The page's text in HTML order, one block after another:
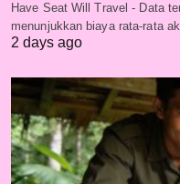
Have Seat Will Travel - Data
menunjukkan biaya rata-rata
2 days ago